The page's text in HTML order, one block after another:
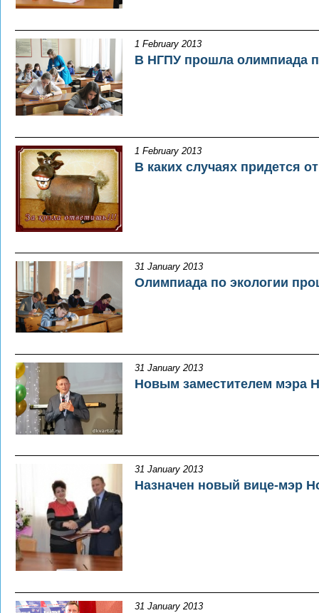
1 February 2013
В НГПУ прошла олимпиада
1 February 2013
В каких случаях придется
31 January 2013
Олимпиада по экологии
31 January 2013
Новым заместителем мэра
31 January 2013
Назначен новый вице-мэр
31 January 2013